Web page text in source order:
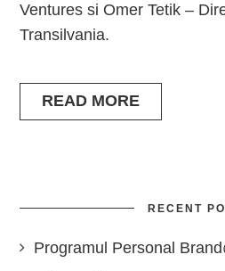
Ventures si Omer Tetik –
Transilvania.
READ MORE
RECENT
Programul Personal